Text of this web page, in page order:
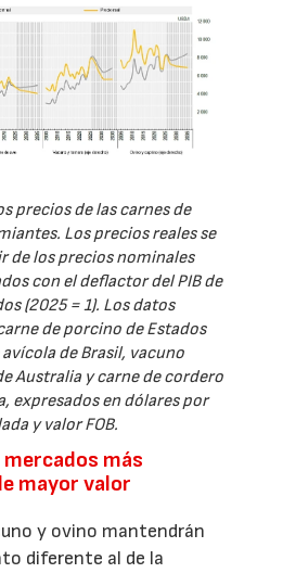
precios de las carnes de
Los precios reales se
de los precios nominales
con el deflactor del PIB de
(2025 = 1). Los datos
de porcino de Estados
de Brasil, vacuno
Australia y carne de cordero
expresados en dólares por
y valor FOB.
más
mayor valor
y ovino mantendrán
diferente al de la